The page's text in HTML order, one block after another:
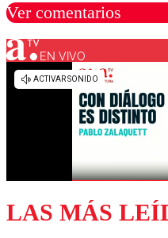
Ver comentarios
Los comentarios son
EN VIVO
LAS MÁS